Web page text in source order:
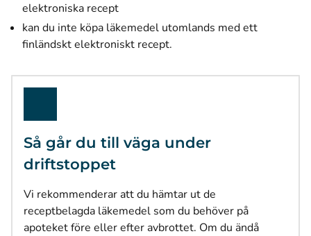
elektroniska recept
kan du inte köpa läkemedel utomlands med ett
finländskt elektroniskt recept.
Så går du till väga under
driftstoppet
Vi rekommenderar att du hämtar ut de
receptbelagda läkemedel som du behöver på
apoteket före eller efter avbrottet. Om du ändå